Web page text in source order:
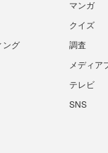
マンガ
クイズ
ング
調査
メディア
テレビ
SNS